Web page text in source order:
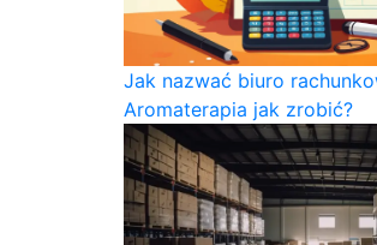
Jak nazwać biuro
Aromaterapia jak zrobić?